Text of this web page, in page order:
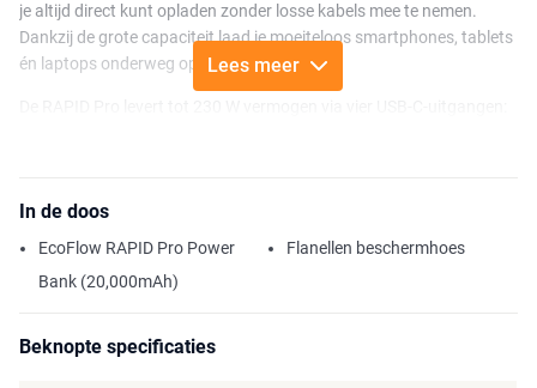
je altijd direct kunt opladen zonder losse kabels mee te nemen.
Dankzij de grote capaciteit laad je moeiteloos smartphones, tablets
én laptops onderweg op.
tot 230 W.
Op het ingebouwde lcd-scherm zie je direct de resterende
batterijcapaciteit. Met de EcoFlow-app stel je slimme functies in en
Voor razendsnel opladen gebruik je de optionele
Lees meer
In de doos
EcoFlow RAPID Pro Power
Bank (20,000mAh)
Flanellen beschermhoes
Beknopte specificaties